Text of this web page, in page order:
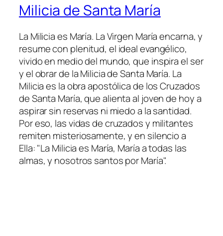
Milicia de Santa María
La Milicia es María. La Virgen María encarna, y
resume con plenitud, el ideal evangélico,
vivido en medio del mundo, que inspira el ser
y el obrar de la Milicia de Santa María. La
Milicia es la obra apostólica de los Cruzados
de Santa María, que alienta al joven de hoy a
aspirar sin reservas ni miedo a la santidad.
Por eso, las vidas de cruzados y militantes
remiten misteriosamente, y en silencio a
Ella: "La Milicia es María, María a todas las
almas, y nosotros santos por María".